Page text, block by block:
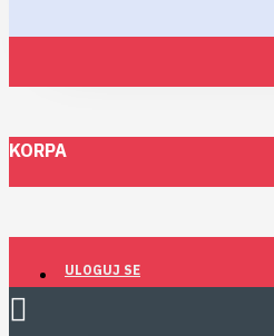
KORPA
ULOGUJ SE